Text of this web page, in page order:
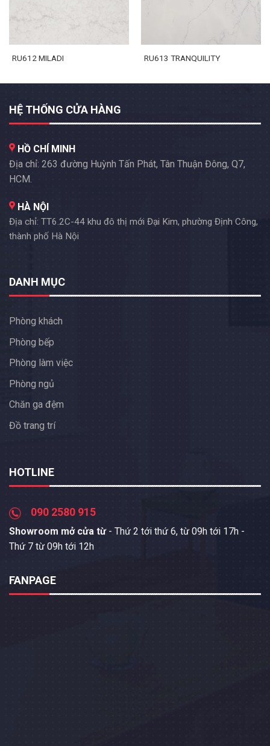
RU612 MILADI RU613 TRANQUILITY
HỆ THỐNG CỬA HÀNG
HỒ CHÍ MINH
Địa chỉ: 263 đường Huỳnh Tấn Phát, Tân Thuận Đông, Q7,
HCM.
HÀ NỘI
Địa chỉ: TT6.2C-44 khu đô thị mới Đại Kim, phường Định Công,
thành phố Hà Nội
DANH MỤC
Phòng khách
Phòng bếp
Phòng làm việc
Phòng ngủ
Chăn ga đệm
Đồ trang trí
HOTLINE
090 2580 915
Showroom mở cửa từ - Thứ 2 tới thứ 6, từ 09h tới 17h -
Thứ 7 từ 09h tới 12h
FANPAGE